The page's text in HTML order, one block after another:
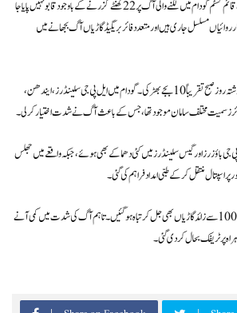
مستونگ کے علاقے لکپاس کے قریب قائم کسٹم گودام میں لگنے والی آگ پر 22 گھنٹے گزرنے کے باوجود قابو نہیں پایا جا
مسلسل جاری ہیں اور متعدد فائر بریگیڈ گاڑیاں آگ بجھانے میں
ڈپٹی کمشنر مستونگ نے بتایا کہ آگ گزشتہ روز صبح تقریباً 10 بجے بھڑکی۔ گودام میں ایل پی جی سلینڈرز، ایندھن،
سمیت مختلف سامان موجود تھا، جس کے باعث آگ نے شدت اختیار کرلی۔
باؤزرز اور گیس سلینڈرز میں کئی دھماکے بھی ہوئے، جبکہ واقعے میں جھلس
انتظامیہ کا کہنا ہے کہ آگ کے نتیجے میں 100 سے زائد گاڑیاں بھی جل کر تباہ ہوگئیں۔ تاہم آگ کی شدت میں کمی آنے
پر ٹریفک بحال کردی گئی۔